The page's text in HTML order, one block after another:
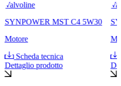
Valvoline
SYNPOWER MST C4 5W30
Motore
Scheda tecnica
Dettaglio prodotto